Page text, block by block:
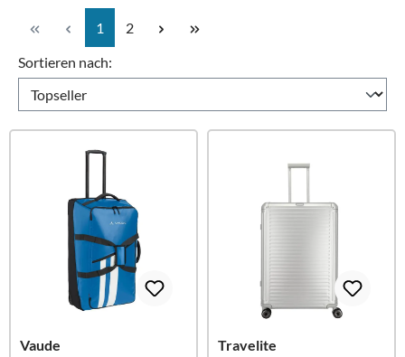
Seite
1 Seite
2
Sortieren nach:
Vaude Travelite